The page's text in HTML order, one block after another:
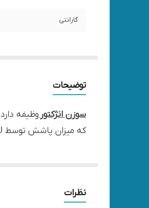
گارانتی
توضیحات
سوزن انژکتور وظیفه
که میزان پاشش توسط ECU بصورت زمانبندی صورت می پذیرد.
نظرات